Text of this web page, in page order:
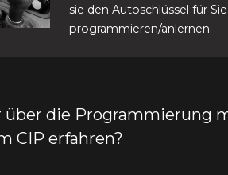
sie den Autoschlüssel für Sie
programmieren/anlernen.
über die Programmierung
CIP erfahren?